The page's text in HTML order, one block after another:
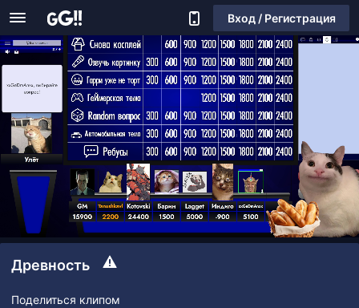
Вход / Регистрация
Древность
Поделиться клипом